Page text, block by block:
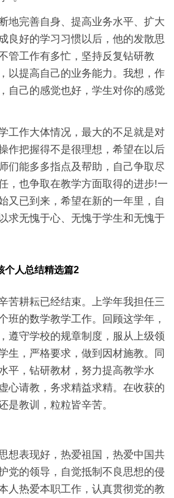
地完善自身、提高业务水平、扩大
良好的学习习惯以后，他的发散思
管工作有多忙，坚持反复钻研教
以提高自己的业务能力。我想，作
自己的感觉也好，学生对你的感觉
工作大体情况，最大的不足就是对
作把握得不是很理想，希望在以后
们能多多指点及帮助，自己争取尽
，也争取在教学方面取得的进步!一
又已到来，希望在新的一年里，自
求无愧于心、无愧于学生和无愧于
个人总结精选篇2
苦耕耘已经结束。上学年我担任三
班的数学教学工作。回顾这学年，
遵守学校的规章制度，服从上级领
生，严格要求，做到因材施教。同
平，钻研教材，努力提高教学水
心请教，务求精益求精。在收获的
是教训，粒粒皆辛苦。
想表现好，热爱祖国，热爱中国共
党的领导，自觉抵制不良思想的侵
人热爱本职工作，认真贯彻党的教